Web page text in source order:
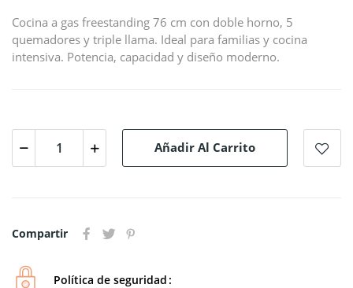
Cocina a gas freestanding 76 cm con doble horno, 5
quemadores y triple llama. Ideal para familias y cocina
intensiva. Potencia, capacidad y diseño moderno.
Añadir Al Carrito
Compartir
Política de seguridad